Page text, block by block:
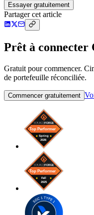
Essayer gratuitement
Partager cet article
Prêt à connecter
Gratuit pour commencer.
de portefeuille réconciliée.
Commencer gratuitement